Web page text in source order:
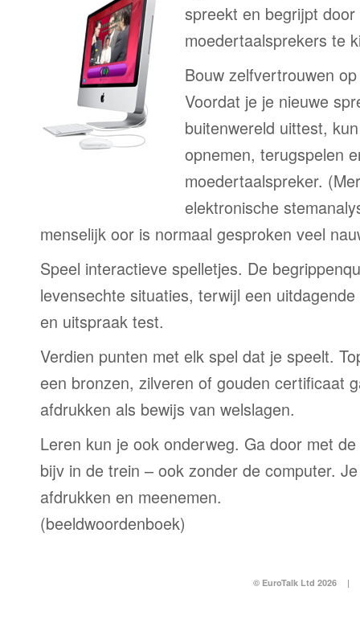
spreekt en begrijpt
moedertaalsprekers te
Bouw zelfvertrouwen
Voordat je je nieuwe
buitenwereld uittest,
opnemen, terugspelen
moedertaalspreker.
elektronische
menselijk oor is normaal gesproken veel
Speel interactieve spelletjes. De
levensechte situaties, terwijl een
en uitspraak test.
Verdien punten met elk spel dat je speelt.
een bronzen, zilveren of gouden certificaat
afdrukken als bewijs van welslagen.
Leren kun je ook onderweg. Ga door met
bijv in de trein – ook zonder de computer.
afdrukken en meenemen.
(beeldwoordenboek)
© EuroTalk Ltd 2026 |